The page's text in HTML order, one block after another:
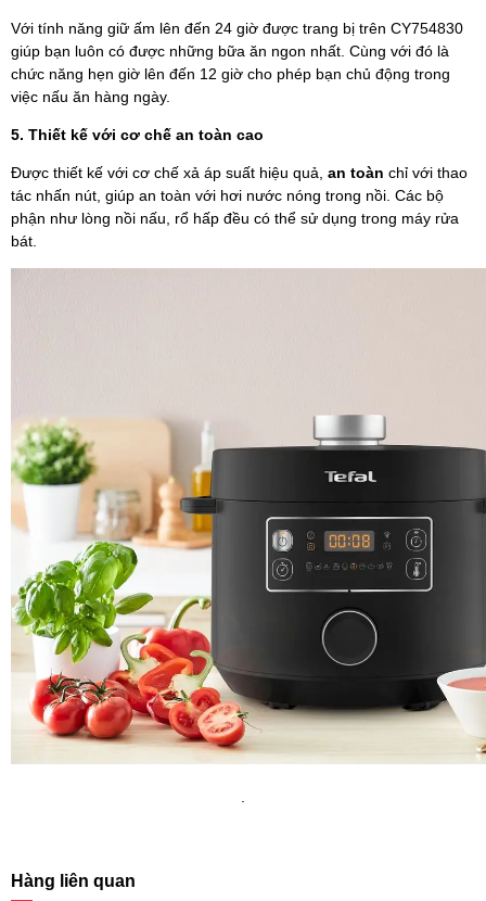
Với tính năng giữ ấm lên đến 24 giờ được trang bị trên CY754830
giúp bạn luôn có được những bữa ăn ngon nhất. Cùng với đó là
chức năng hẹn giờ lên đến 12 giờ cho phép bạn chủ động trong
việc nấu ăn hàng ngày.
5. Thiết kế với cơ chế an toàn cao
Được thiết kế với cơ chế xả áp suất hiệu quả, an toàn chỉ với thao
tác nhấn nút, giúp an toàn với hơi nước nóng trong nồi. Các bộ
phận như lòng nồi nấu, rổ hấp đều có thể sử dụng trong máy rửa
bát.
Hàng liên quan